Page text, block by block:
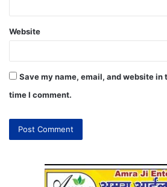
Website
Save my name, email, and website in
time I comment.